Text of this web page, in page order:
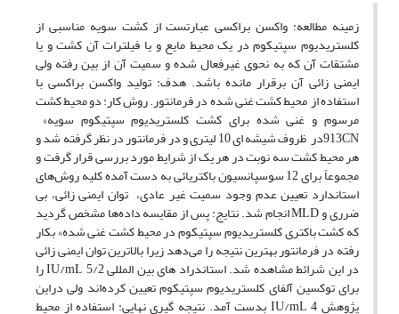
زمینه مطالعه:‌ ‌واکسن براکسی عبارتست از کشت سویه مناسبی از
کلستریدیوم سپتیکوم در یک محیط مایع و یا فیلترات آن کشت و یا
مشتقات آن که به نحوی غیرفعال شده و سمیت آن از بین رفته ولی
ایمنی زائی آن برقرار مانده باشد. هدف:‌ تولید واکسن براکسی با
استفاده از محیط کشت غنی شده در فرمانتور. روش کار:‌ ‌دو محیط کشت
مرسوم و غنی شده برای کشت کلستریدیوم سپتیکوم سویه» ‌
913CN‌در ظروف شیشه ای 10 لیتری و در فرمانتور در نظر گرفته شد و
هر محیط کشت سه نوبت در هر یک از شرایط مورد بررسی قرار گرفت و
مجموعاً برای 12 سوسپانسیون باکتریائی به دست آمده کلیه روش‌های
استاندارد تعیین عدم وجود سمیت غیر عادی، توان ایمنی زائی، بی
ضرری و ‌MLD‌ انجام شد. نتایج:‌ ‌پس از مقایسه داده‌ها مشخص گردید
که کشت باکتری کلستریدیوم سپتیکوم در محیط کشت غنی شده» بکار
رفته در فرمانتور بهترین نتیجه را می‌دهد زیرا بالاترین توان ایمنی زائی
در این شرائط مشاهده شد. استاندراد های بین المللی IU/mL 5/2 را
برای توکسین آلفای کلستریدیوم سپتیکوم تعیین کرده‌اند ولی دراین
پژوهش IU/mL 4 بدست آمد. نتیجه گیری نهایی:‌ ‌استفاده از محیط